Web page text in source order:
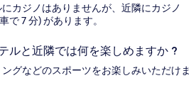
カジノはありませんが、近隣にカジノ
で 7 分) があります。
ルと近隣では何を楽しめますか ?
グなどのスポーツをお楽しみいただけま